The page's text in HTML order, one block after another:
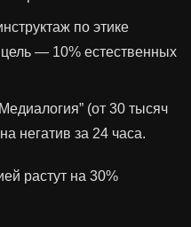
по этике
— 10% естественных
(от 30 тысяч
негатив за 24 часа.
растут на 30%